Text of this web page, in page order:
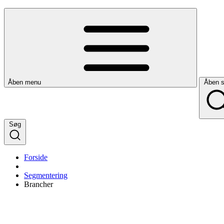
Åben menu Åben
Søg
Forside
Segmentering
Brancher